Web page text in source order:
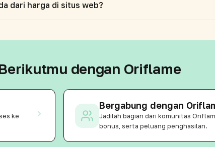
dari harga di situs web?
dengan Oriflame
ke
Bergabung dengan
Jadilah bagian dari komunitas
bonus, serta peluang penghasilan.